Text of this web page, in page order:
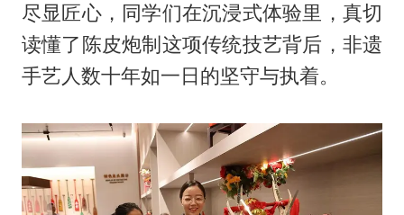
尽显匠心，同学们在沉浸式体验里，真切
读懂了陈皮炮制这项传统技艺背后，非遗
手艺人数十年如一日的坚守与执着。